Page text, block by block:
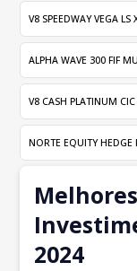
V8 SPEEDWAY VEGA LS
ALPHA WAVE 300 FIF
V8 CASH PLATINUM CIC
NORTE EQUITY HEDGE
2024